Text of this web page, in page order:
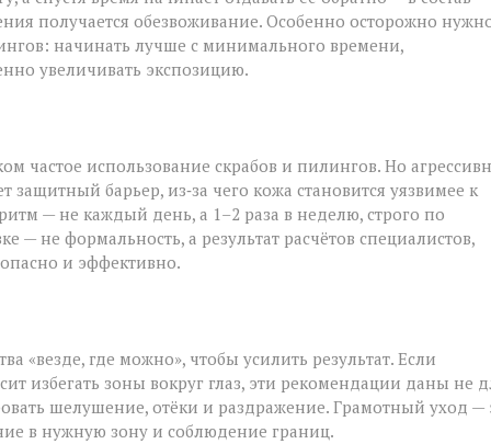
получается обезвоживание. Особенно осторожно
начинать лучше с минимального времени,
увеличивать экспозицию.
частое использование скрабов и пилингов. Но
барьер, из‑за чего кожа становится уязвимее к
— не каждый день, а 1–2 раза в неделю, строго по
— не формальность, а результат расчётов специалистов,
и эффективно.
«везде, где можно», чтобы усилить результат. Если
избегать зоны вокруг глаз, эти рекомендации даны не
шелушение, отёки и раздражение. Грамотный уход —
в нужную зону и соблюдение границ.